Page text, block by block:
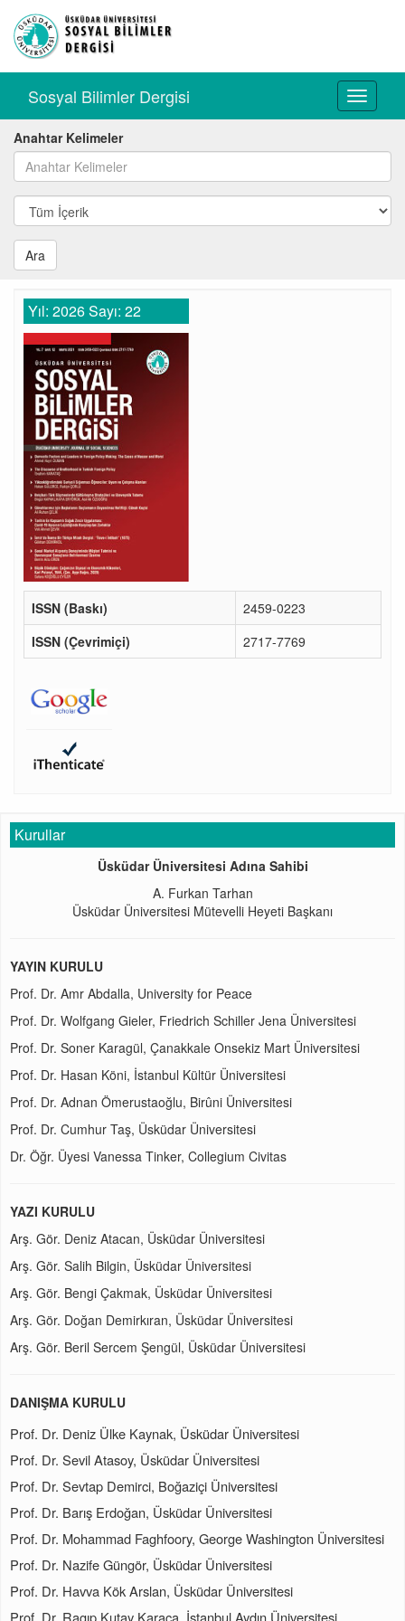
Toggle
Sosyal Bilimler Dergisi
Anahtar Kelimeler
Ara
Yıl: 2026 Sayı: 22
ISSN (Baskı)
2459-0223
ISSN (Çevrimiçi)
2717-7769
Kurullar
Üsküdar Üniversitesi Adına Sahibi
A. Furkan Tarhan
Üsküdar Üniversitesi Mütevelli Heyeti Başkanı
YAYIN KURULU
Prof. Dr. Amr Abdalla, University for Peace
Prof. Dr. Wolfgang Gieler, Friedrich Schiller Jena Üniversitesi
Prof. Dr. Soner Karagül, Çanakkale Onsekiz Mart Üniversitesi
Prof. Dr. Hasan Köni, İstanbul Kültür Üniversitesi
Prof. Dr. Adnan Ömerustaoğlu, Birûni Üniversitesi
Prof. Dr. Cumhur Taş, Üsküdar Üniversitesi
Dr. Öğr. Üyesi Vanessa Tinker, Collegium Civitas
YAZI KURULU
Arş. Gör. Deniz Atacan, Üsküdar Üniversitesi
Arş. Gör. Salih Bilgin, Üsküdar Üniversitesi
Arş. Gör. Bengi Çakmak, Üsküdar Üniversitesi
Arş. Gör. Doğan Demirkıran, Üsküdar Üniversitesi
Arş. Gör. Beril Sercem Şengül, Üsküdar Üniversitesi
DANIŞMA KURULU
Prof. Dr. Deniz Ülke Kaynak, Üsküdar Üniversitesi
Prof. Dr. Sevil Atasoy, Üsküdar Üniversitesi
Prof. Dr. Sevtap Demirci, Boğaziçi Üniversitesi
Prof. Dr. Barış Erdoğan, Üsküdar Üniversitesi
Prof. Dr. Mohammad Faghfoory, George Washington Üniversitesi
Prof. Dr. Nazife Güngör, Üsküdar Üniversitesi
Prof. Dr. Havva Kök Arslan, Üsküdar Üniversitesi
Prof. Dr. Ragıp Kutay Karaca, İstanbul Aydın Üniversitesi